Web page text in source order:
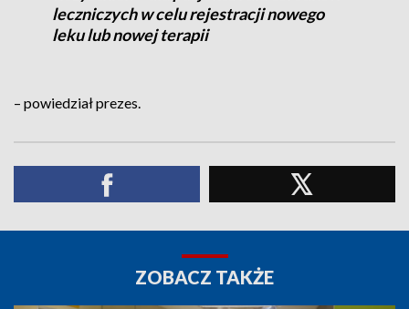
leczniczych w celu rejestracji nowego
leku lub nowej terapii
– powiedział prezes.
ZOBACZ TAKŻE